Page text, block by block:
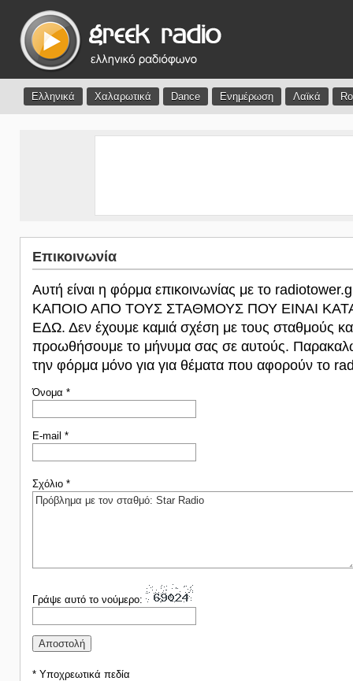
Ελληνικά Χαλαρωτικά Dance Ενημέρωση Λαϊκά
Επικοινωνία
Αυτή είναι η φόρμα επικοινωνίας με το
ΚΑΠΟΙΟ ΑΠΟ ΤΟΥΣ ΣΤΑΘΜΟΥΣ ΠΟΥ ΕΙΝΑΙ
ΕΔΩ. Δεν έχουμε καμιά σχέση με τους σταθμούς
προωθήσουμε το μήνυμα σας σε αυτούς. Παρακαλώ
την φόρμα μόνο για για θέματα που αφορούν το
Όνομα *
E-mail *
Σχόλιο *
Γράψε αυτό το νούμερο:
* Υποχρεωτικά πεδία